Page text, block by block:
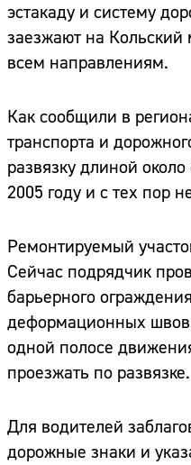
эстакаду и систему
заезжают на Кольский
всем направлениям.
Как сообщили в
транспорта и
развязку длиной
2005 году и с тех пор
Ремонтируемый
Сейчас подрядчик
барьерного
деформационных
одной полосе
проезжать по развязке.
Для водителей
дорожные знаки и